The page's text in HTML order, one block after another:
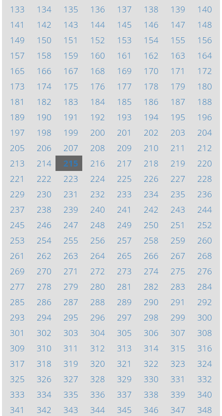
133
134 135 136 137 138 139
140
141
142 143 144 145 146 147
148
149
150 151 152 153 154 155
156
157
158 159 160 161 162 163
164
165
166 167 168 169 170 171
172
173
174 175 176 177 178 179
180
181
182 183 184 185 186 187
188
189
190 191 192 193 194 195
196
197
198 199 200 201 202 203
204
205
206 207 208 209 210 211
212
213
214 215 216 217 218 219
220
221
222 223 224 225 226 227
228
229
230 231 232 233 234 235
236
237
238 239 240 241 242 243
244
245
246 247 248 249 250 251
252
253
254 255 256 257 258 259
260
261
262 263 264 265 266 267
268
269
270 271 272 273 274 275
276
277
278 279 280 281 282 283
284
285
286 287 288 289 290 291
292
293
294 295 296 297 298 299
300
301
302 303 304 305 306 307
308
309
310 311 312 313 314 315
316
317
318 319 320 321 322 323
324
325
326 327 328 329 330 331
332
333
334 335 336 337 338 339
340
341
342 343 344 345 346 347 348